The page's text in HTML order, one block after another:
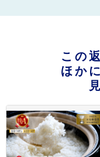
この
ほか